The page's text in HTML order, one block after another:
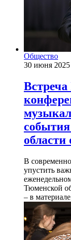
Общество
30 июня 2025
Встреча
В
упустить
Тюменской
– в